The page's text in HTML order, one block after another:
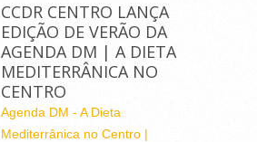
CCDR CENTRO LANÇA
EDIÇÃO DE VERÃO DA
AGENDA DM | A DIETA
MEDITERRÂNICA NO
CENTRO
Agenda DM - A Dieta
Mediterrânica no Centro |